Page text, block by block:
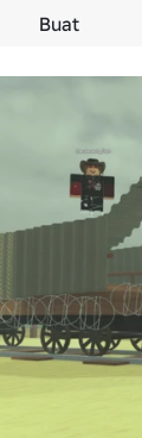
Buat